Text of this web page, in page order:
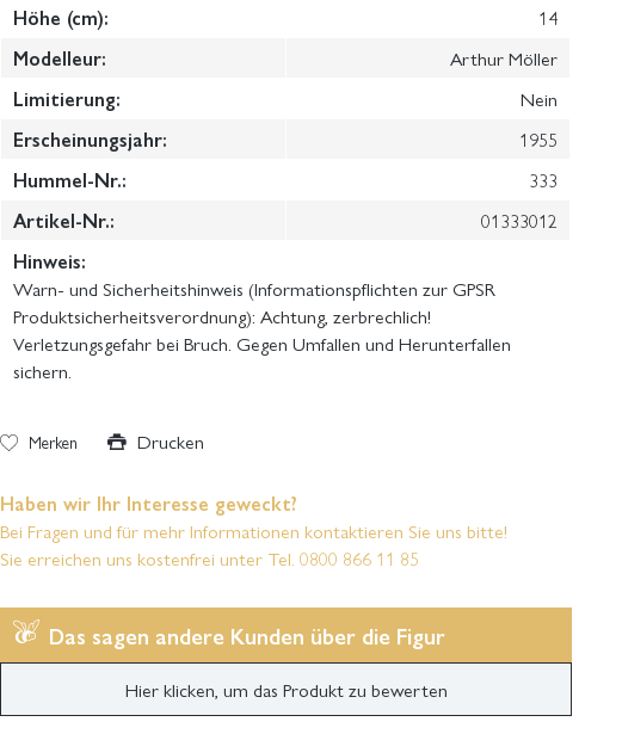
Höhe (cm):
14
Modelleur:
Arthur Möller
Limitierung:
Nein
Erscheinungsjahr:
1955
Hummel-Nr.:
333
Artikel-Nr.:
01333012
Hinweis:
Warn- und Sicherheitshinweis (Informationspflichten zur GPSR
Produktsicherheitsverordnung): Achtung, zerbrechlich!
Verletzungsgefahr bei Bruch. Gegen Umfallen und Herunterfallen
sichern.
Merken Drucken
Haben wir Ihr Interesse geweckt?
Bei Fragen und für mehr Informationen kontaktieren Sie uns bitte!
Sie erreichen uns kostenfrei unter Tel. 0800 866 11 85
Das sagen andere Kunden über die Figur
Hier klicken, um das Produkt zu bewerten